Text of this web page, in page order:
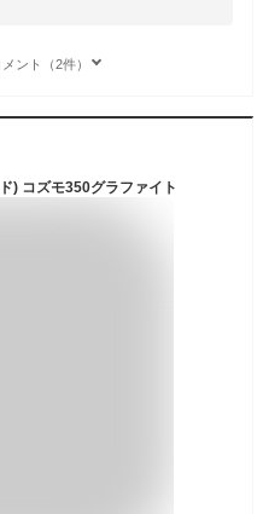
ント（2件）
) コズモ350グラファイト